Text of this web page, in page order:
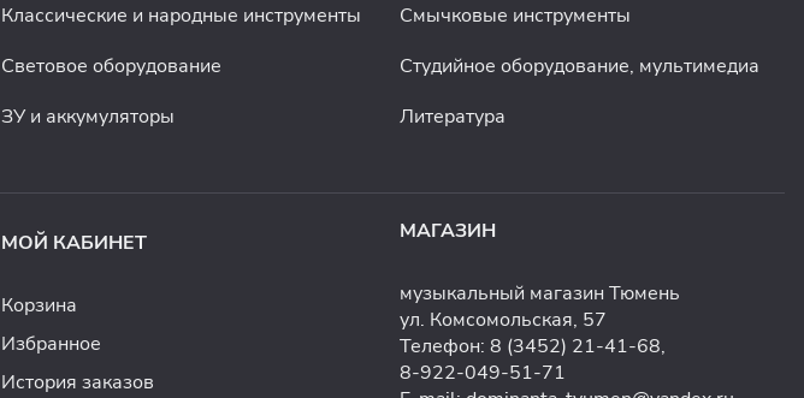
Классические и народные инструменты
Смычковые инструменты
Световое оборудование
Студийное оборудование, мультимедиа
ЗУ и аккумуляторы
Литература
МОЙ КАБИНЕТ
Корзина
Избранное
История заказов
МАГАЗИН
музыкальный магазин Тюмень
ул. Комсомольская, 57
Телефон: 8 (3452) 21-41-68,
8-922-049-51-71